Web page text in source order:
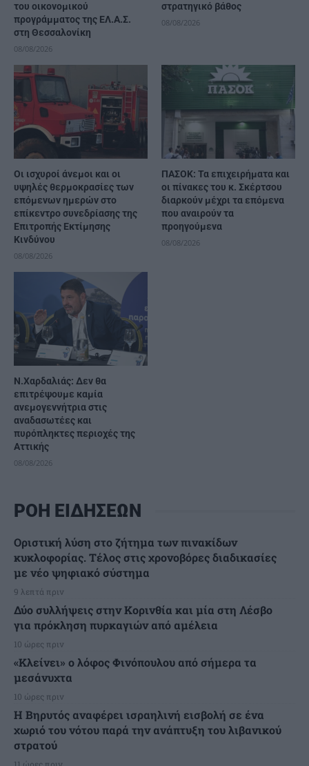
του οικονομικού
προγράμματος της ΕΛ.Α.Σ.
στη Θεσσαλονίκη
08/08/2026
στρατηγικό βάθος
08/08/2026
Οι ισχυροί άνεμοι και οι
υψηλές θερμοκρασίες των
επόμενων ημερών στο
επίκεντρο συνεδρίασης της
Επιτροπής Εκτίμησης
Κινδύνου
08/08/2026
ΠΑΣΟΚ: Τα επιχειρήματα και
οι πίνακες του κ. Σκέρτσου
διαρκούν μέχρι τα επόμενα
που αναιρούν τα
προηγούμενα
08/08/2026
Ν.Χαρδαλιάς: Δεν θα
επιτρέψουμε καμία
ανεμογεννήτρια στις
αναδασωτέες και
πυρόπληκτες περιοχές της
Αττικής
08/08/2026
ΡΟΗ ΕΙΔΗΣΕΩΝ
Οριστική λύση στο ζήτημα των πινακίδων
κυκλοφορίας. Τέλος στις χρονοβόρες διαδικασίες
με νέο ψηφιακό σύστημα
9 λεπτά πριν
Δύο συλλήψεις στην Κορινθία και μία στη Λέσβο
για πρόκληση πυρκαγιών από αμέλεια
10 ώρες πριν
«Κλείνει» ο λόφος Φινόπουλου από σήμερα τα
μεσάνυχτα
10 ώρες πριν
Η Βηρυτός αναφέρει ισραηλινή εισβολή σε ένα
χωριό του νότου παρά την ανάπτυξη του λιβανικού
στρατού